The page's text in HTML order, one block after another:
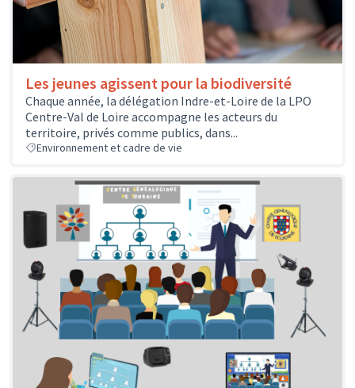
Les jeunes agissent pour la biodiversité
Chaque année, la délégation Indre-et-Loire de la LPO
Centre-Val de Loire accompagne les acteurs du
territoire, privés comme publics, dans...
Environnement et cadre de vie